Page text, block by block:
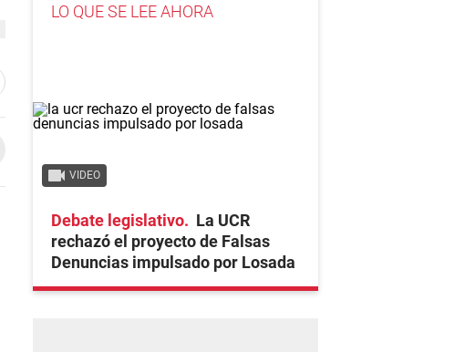
LO QUE SE LEE AHORA
VIDEO
Debate legislativo
La UCR
rechazó el proyecto de Falsas
Denuncias impulsado por Losada